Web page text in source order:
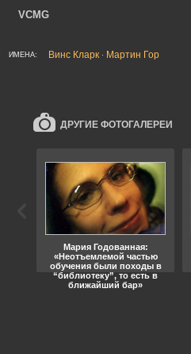
VCMG
ИМЕНА: Винс Кларк · Мартин Гор
ДРУГИЕ ФОТОГАЛЕРЕИ
Мария Годованная:
«Неотъемлемой частью
обучения были походы в
“библиотеку”, то есть в
ближайший бар»